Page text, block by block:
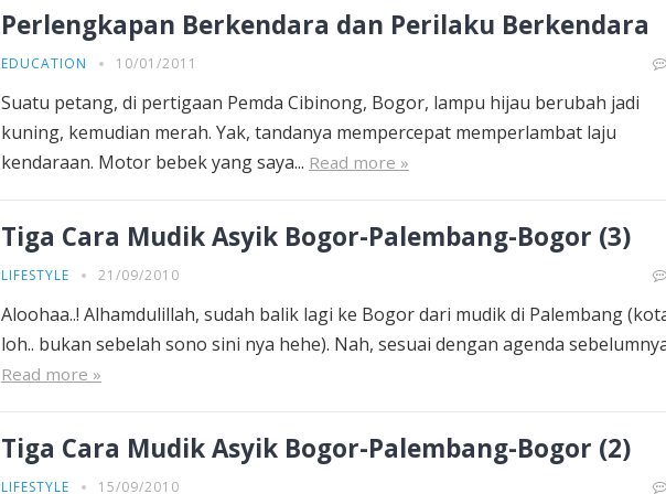
Perlengkapan Berkendara dan Perilaku Berkendara
EDUCATION 10/01/2011
Suatu petang, di pertigaan Pemda Cibinong, Bogor, lampu hijau berubah jadi
kuning, kemudian merah. Yak, tandanya mempercepat memperlambat laju
kendaraan. Motor bebek yang saya... Read more »
Tiga Cara Mudik Asyik Bogor-Palembang-Bogor (3)
LIFESTYLE 21/09/2010
Aloohaa..! Alhamdulillah, sudah balik lagi ke Bogor dari mudik di Palembang
loh.. bukan sebelah sono sini nya hehe). Nah, sesuai dengan agenda
Read more »
Tiga Cara Mudik Asyik Bogor-Palembang-Bogor (2)
LIFESTYLE 15/09/2010